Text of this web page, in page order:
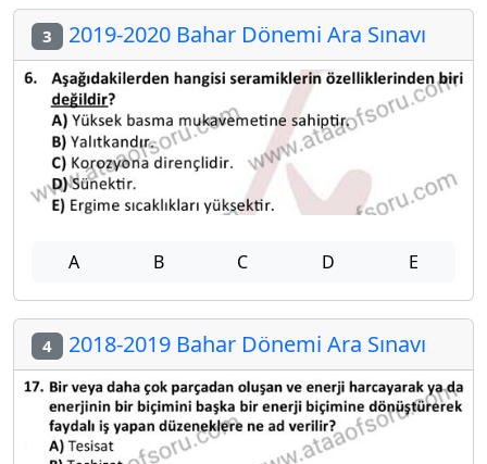
3 2019-2020 Bahar Dönemi Ara Sınavı
A B C D E
4 2018-2019 Bahar Dönemi Ara Sınavı